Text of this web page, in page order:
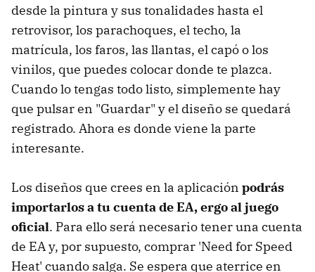
desde la pintura y sus tonalidades hasta el
retrovisor, los parachoques, el techo, la
matrícula, los faros, las llantas, el capó o los
vinilos, que puedes colocar donde te plazca.
Cuando lo tengas todo listo, simplemente hay
que pulsar en "Guardar" y el diseño se quedará
registrado. Ahora es donde viene la parte
interesante.
Los diseños que crees en la aplicación podrás
importarlos a tu cuenta de EA, ergo al juego
oficial. Para ello será necesario tener una cuenta
de EA y, por supuesto, comprar 'Need for Speed
Heat' cuando salga. Se espera que aterrice en